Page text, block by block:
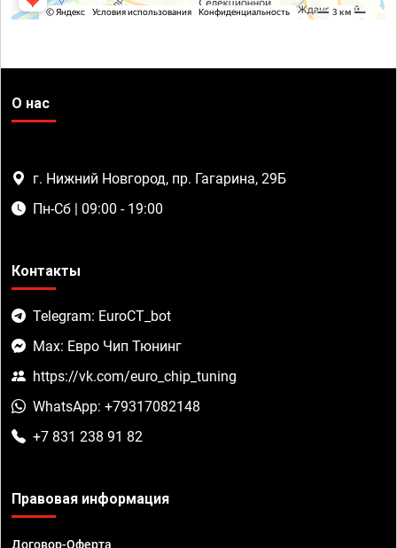
О нас
г. Нижний Новгород, пр. Гагарина, 29Б
Пн-Сб | 09:00 - 19:00
Контакты
Telegram: EuroCT_bot
Max: Евро Чип Тюнинг
https://vk.com/euro_chip_tuning
WhatsApp: +79317082148
+7 831 238 91 82
Правовая информация
Договор-Оферта